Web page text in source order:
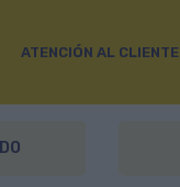
ATENCIÓN AL CLIENTE